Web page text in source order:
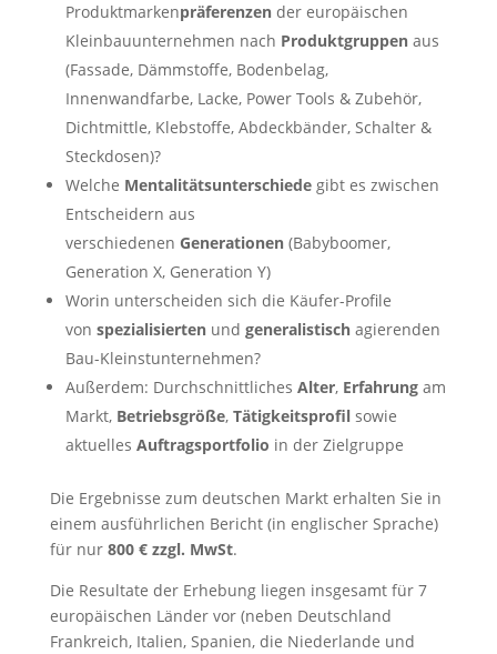
Produktmarkenpräferenzender europäischen
Kleinbauunternehmen nach Produktgruppenaus
(Fassade, Dämmstoffe, Bodenbelag,
Innenwandfarbe, Lacke, Power Tools & Zubehör,
Dichtmittle, Klebstoffe, Abdeckbänder, Schalter &
Steckdosen)?
Welche Mentalitätsunterschiedegibt es zwischen
Entscheidern aus
verschiedenen Generationen(Babyboomer,
Generation X, Generation Y)
Worin unterscheiden sich die Käufer-Profile
von spezialisiertenund generalistischagierenden
Bau-Kleinstunternehmen?
Außerdem: Durchschnittliches Alter, Erfahrungam
Markt, Betriebsgröße, Tätigkeitsprofilsowie
aktuelles Auftragsportfolio in der Zielgruppe
Die Ergebnisse zum deutschen Markt erhalten Sie in
einem ausführlichen Bericht (in englischer Sprache)
für nur 800 € zzgl. MwSt.
Die Resultate der Erhebung liegen insgesamt für 7
europäischen Länder vor (neben Deutschland
Frankreich, Italien, Spanien, die Niederlande und